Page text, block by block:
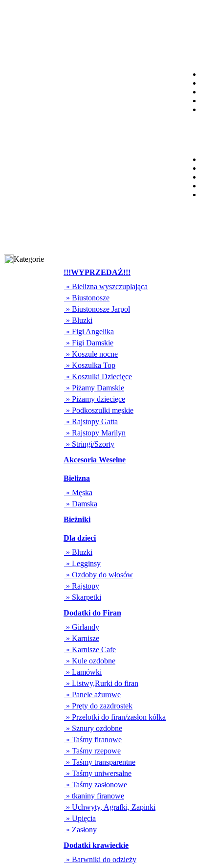
Kategorie
!!!WYPRZEDAŻ!!!
» Bielizna wyszczuplająca
» Biustonosze
» Biustonosze Jarpol
» Bluzki
» Figi Angelika
» Figi Damskie
» Koszule nocne
» Koszulka Top
» Koszulki Dziecięce
» Piżamy Damskie
» Piżamy dziecięce
» Podkoszulki męskie
» Rajstopy Gatta
» Rajstopy Marilyn
» Stringi/Szorty
Akcesoria Weselne
Bielizna
» Męska
» Damska
Bieżniki
Dla dzieci
» Bluzki
» Legginsy
» Ozdoby do włosów
» Rajstopy
» Skarpetki
Dodatki do Firan
» Girlandy
» Karnisze
» Karnisze Cafe
» Kule ozdobne
» Lamówki
» Listwy,Rurki do firan
» Panele ażurowe
» Pręty do zazdrostek
» Przelotki do firan/zasłon kółka
» Sznury ozdobne
» Taśmy firanowe
» Taśmy rzepowe
» Taśmy transparentne
» Taśmy uniwersalne
» Taśmy zasłonowe
» tkaniny firanowe
» Uchwyty, Agrafki, Zapinki
» Upięcia
» Zasłony
Dodatki krawieckie
» Barwniki do odzieży